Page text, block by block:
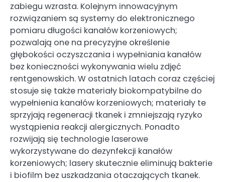
zabiegu wzrasta. Kolejnym innowacyjnym
rozwiązaniem są systemy do elektronicznego
pomiaru długości kanałów korzeniowych;
pozwalają one na precyzyjne określenie
głębokości oczyszczania i wypełniania kanałów
bez konieczności wykonywania wielu zdjęć
rentgenowskich. W ostatnich latach coraz częściej
stosuje się także materiały biokompatybilne do
wypełnienia kanałów korzeniowych; materiały te
sprzyjają regeneracji tkanek i zmniejszają ryzyko
wystąpienia reakcji alergicznych. Ponadto
rozwijają się technologie laserowe
wykorzystywane do dezynfekcji kanałów
korzeniowych; lasery skutecznie eliminują bakterie
i biofilm bez uszkadzania otaczających tkanek.